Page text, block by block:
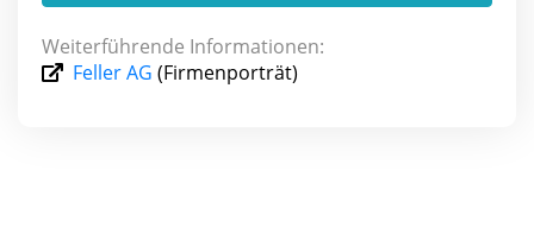
Weiterführende Informationen:
Feller AG (Firmenporträt)